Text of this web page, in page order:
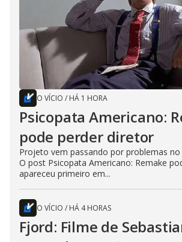
O VÍCIO / HÁ 1 HORA
Psicopata Americano:
pode perder diretor
Projeto vem passando por problemas
O post Psicopata Americano: Remake
apareceu primeiro em...
O VÍCIO / HÁ 4 HORAS
Fjord: Filme de